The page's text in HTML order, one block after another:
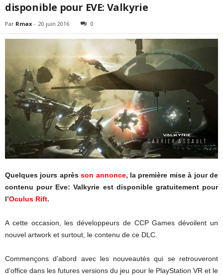
disponible pour EVE: Valkyrie
Par Rmax - 20 juin 2016 0
Quelques jours aprèsson annonce, la première mise à jour de
contenu pour Eve: Valkyrie est disponible gratuitement pour
l’Oculus Rift.
A cette occasion, les développeurs de CCP Games dévoilent un
nouvel artwork et surtout, le contenu de ce DLC.
Commençons d’abord avec les nouveautés qui se retrouveront
d’office dans les futures versions du jeu pour le PlayStation VR et le